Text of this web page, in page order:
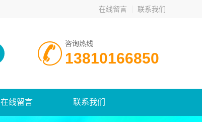
在线留言 联系我们
咨询热线
13810166850
在线留言 联系我们